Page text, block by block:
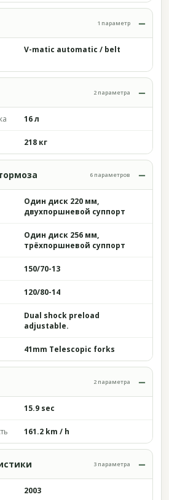
1 параметр
V-matic automatic / belt
2 параметра
16 л
218 кг
6 параметров
Один диск 220 мм,
двухпоршневой суппорт
Один диск 256 мм,
трёхпоршневой суппорт
150/70-13
120/80-14
Dual shock preload
adjustable.
41mm Telescopic forks
2 параметра
15.9 sec
161.2 km / h
3 параметра
2003